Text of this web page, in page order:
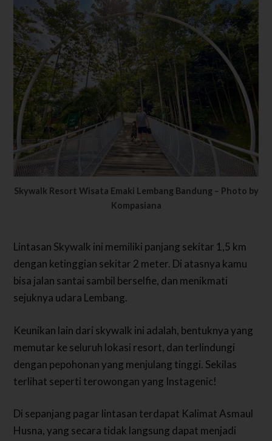
Skywalk Resort Wisata Emaki Lembang Bandung – Photo by
Kompasiana
Lintasan Skywalk ini memiliki panjang sekitar 1,5 km
dengan ketinggian sekitar 2 meter. Di atasnya kamu
bisa jalan santai sambil berselfie, dan menikmati
sejuknya udara Lembang.
Keunikan lain dari skywalk ini adalah, bentuknya yang
memutar ke seluruh lokasi resort, dan terlindungi
dengan pepohonan yang menjulang tinggi. Sekilas
terlihat seperti terowongan yang Instagenic!
Di sepanjang pagar lintasan terdapat Kalimat Asmaul
Husna, yang secara tidak langsung dapat menjadi